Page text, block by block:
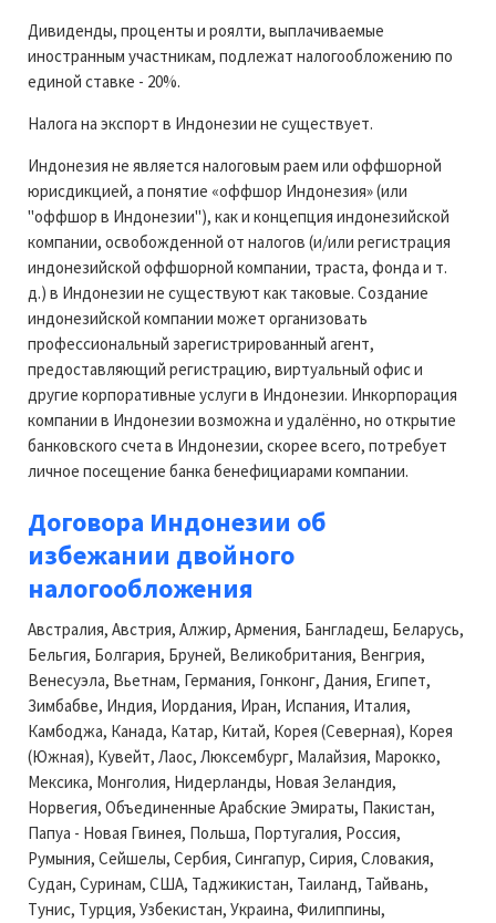
Дивиденды, проценты и роялти, выплачиваемые
иностранным участникам, подлежат налогообложению по
единой ставке - 20%.
Налога на экспорт в Индонезии не существует.
Индонезия не является налоговым раем или оффшорной
юрисдикцией, а понятие «оффшор Индонезия» (или
"оффшор в Индонезии"), как и концепция индонезийской
компании, освобожденной от налогов (и/или регистрация
индонезийской оффшорной компании, траста, фонда и т.
д.) в Индонезии не существуют как таковые. Создание
индонезийской компании может организовать
профессиональный зарегистрированный агент,
предоставляющий регистрацию, виртуальный офис и
другие корпоративные услуги в Индонезии. Инкорпорация
компании в Индонезии возможна и удалённо, но открытие
банковского счета в Индонезии, скорее всего, потребует
личное посещение банка бенефициарами компании.
Договора Индонезии об
избежании двойного
налогообложения
Австралия, Австрия, Алжир, Армения, Бангладеш, Беларусь,
Бельгия, Болгария, Бруней, Великобритания, Венгрия,
Венесуэла, Вьетнам, Германия, Гонконг, Дания, Египет,
Зимбабве, Индия, Иордания, Иран, Испания, Италия,
Камбоджа, Канада, Катар, Китай, Корея (Северная), Корея
(Южная), Кувейт, Лаос, Люксембург, Малайзия, Марокко,
Мексика, Монголия, Нидерланды, Новая Зеландия,
Норвегия, Объединенные Арабские Эмираты, Пакистан,
Папуа - Новая Гвинея, Польша, Португалия, Россия,
Румыния, Сейшелы, Сербия, Сингапур, Сирия, Словакия,
Судан, Суринам, США, Таджикистан, Таиланд, Тайвань,
Тунис, Турция, Узбекистан, Украина, Филиппины,